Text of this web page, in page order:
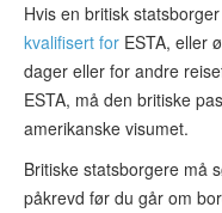
Hvis en britisk
kvalifisert for ESTA, eller
dager eller for andre
ESTA, må den britiske
amerikanske visumet.
Britiske statsborgere må
påkrevd før du går om